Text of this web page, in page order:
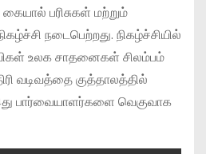
பரிசுகள் மற்றும்
நடைபெற்றது. நிகழ்ச்சியில்
உலக சாதனைகள் சிலம்பம்
வடிவத்தை குத்தாலத்தில்
பார்வையாளர்களை வெகுவாக